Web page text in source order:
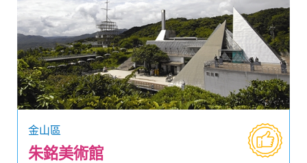
金山區
朱銘美術館